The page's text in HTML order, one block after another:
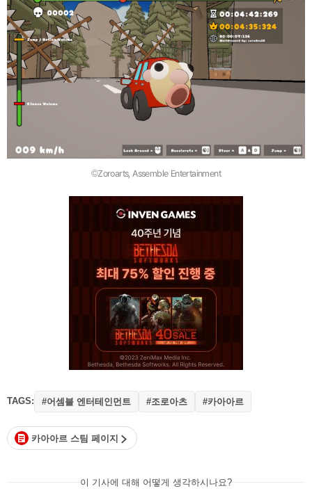
©Zoroarts, Assemble Entertainment
TAGS: #어셈블 엔터테인먼트 #조로아츠 #카아아르
카아아르 스팀 페이지
이 기사에 대해 어떻게 생각하시나요?